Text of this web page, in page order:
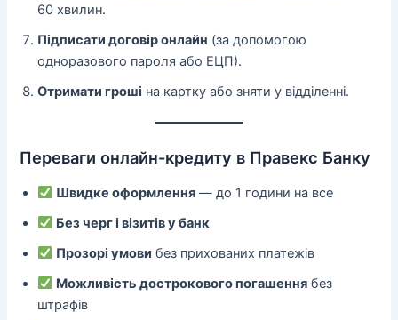
60 хвилин.
Підписати договір онлайн (за допомогою
одноразового пароля або ЕЦП).
Отримати гроші на картку або зняти у відділенні.
Переваги онлайн-кредиту в Правекс Банку
Швидке оформлення — до 1 години на все
Без черг і візитів у банк
Прозорі умови без прихованих платежів
Можливість дострокового погашення без
штрафів